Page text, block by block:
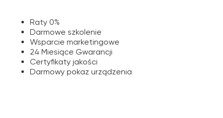
Raty 0%
Darmowe szkolenie
Wsparcie marketingowe
24 Miesiące Gwarancji
Certyfikaty jakości
Darmowy pokaz urządzenia